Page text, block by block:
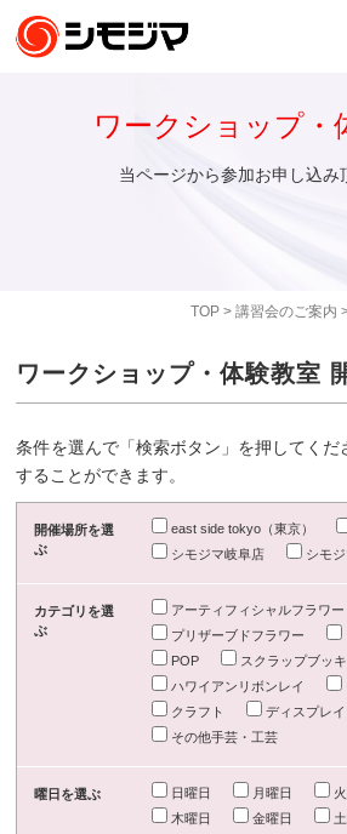
TOP> 講習会のご案内
ワークショップ・
当ページから参加お申し込み
ワークショップ・体験教室
条件を選んで「検索ボタン」を押してくだ
することができます。
開催場所を選
ぶ
east side tokyo（東京）
シモジマ岐阜店
シモ
カテゴリを選
ぶ
アーティフィシャルフラワー
プリザーブドフラワー
POP
スクラップブッ
ハワイアンリボンレイ
クラフト
ディスプレイ
その他手芸・工芸
曜日を選ぶ 日曜日 月曜日
木曜日
金曜日